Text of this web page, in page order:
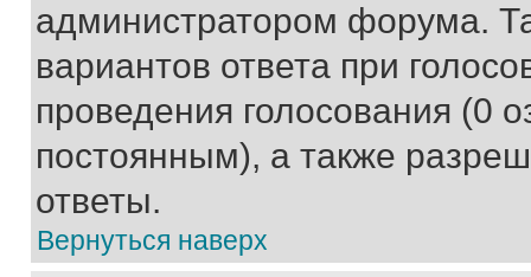
администратором форума.
вариантов ответа при
проведения голосования (0
постоянным), а также
ответы.
Вернуться наверх